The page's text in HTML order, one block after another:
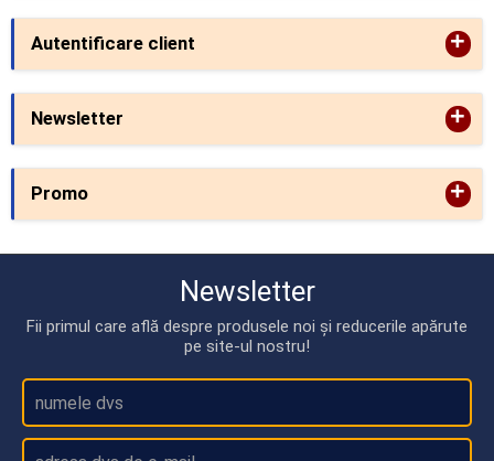
Autentificare client +
Newsletter +
Promo +
Newsletter
Fii primul care află despre produsele noi și reducerile apărute
pe site-ul nostru!